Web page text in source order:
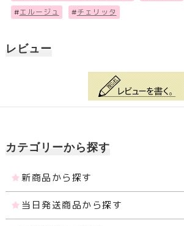
#エルージュ #チェリッタ
レビュー
カテゴリーから探す
新商品から探す
当日発送商品から探す